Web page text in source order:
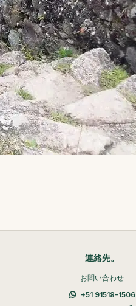
連絡先。
お問い合わせ
+51 91518-1506